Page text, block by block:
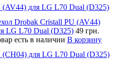
(AV44) для LG L70 Dual (D325)
Drobak Cristall PU (AV44)
LG L70 Dual (D325) 49 грн.
есть в наличии В корзину
(CH04) для LG L70 Dual (D325)